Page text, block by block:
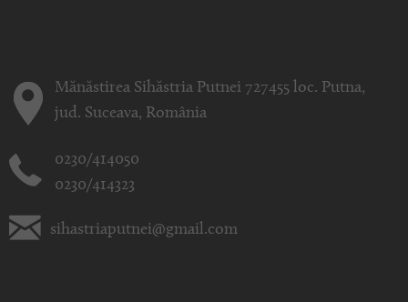
Mănăstirea Sihăstria Putnei 727455 loc. Putna,
jud. Suceava, România
0230/414050
0230/414323
sihastriaputnei@gmail.com